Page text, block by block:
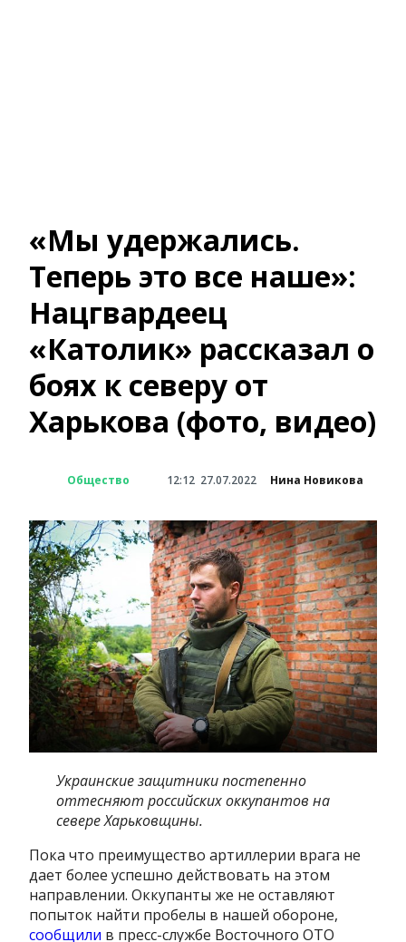
«Мы удержались.
Теперь это все наше»:
Нацгвардеец
«Католик» рассказал о
боях к северу от
Харькова (фото, видео)
Общество 12:12 27.07.2022 Нина Новикова
Украинские защитники постепенно
оттесняют российских оккупантов на
севере Харьковщины.
Пока что преимущество артиллерии врага не
дает более успешно действовать на этом
направлении. Оккупанты же не оставляют
попыток найти пробелы в нашей обороне,
сообщили в пресс-службе Восточного ОТО